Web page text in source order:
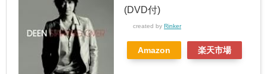
(DVD付)
created by Rinker
Amazon 楽天市場